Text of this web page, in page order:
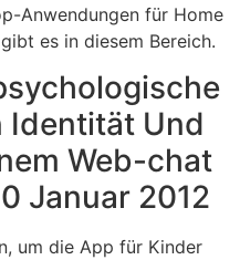
Anwendungen für Home
es in diesem Bereich.
Identität Und
Web-chat
Januar 2012
um die App für Kinder